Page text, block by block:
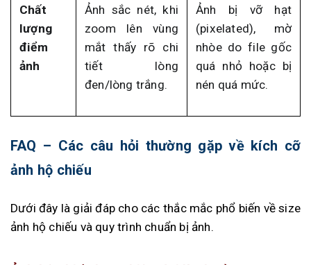
Chất
lượng
điểm
ảnh
Ảnh sắc nét, khi
zoom lên vùng
mắt thấy rõ chi
tiết lòng
đen/lòng trắng.
Ảnh bị vỡ hạt
(pixelated), mờ
nhòe do file gốc
quá nhỏ hoặc bị
nén quá mức.
FAQ – Các câu hỏi thường gặp về kích cỡ
ảnh hộ chiếu
Dưới đây là giải đáp cho các thắc mắc phổ biến về size
ảnh hộ chiếu và quy trình chuẩn bị ảnh.